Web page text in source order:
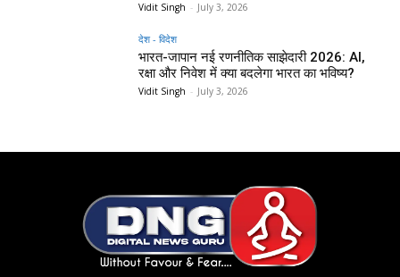
Vidit Singh - July 3, 2026
देश - विदेश
भारत-जापान नई रणनीतिक साझेदारी 2026: AI,
रक्षा और निवेश में क्या बदलेगा भारत का भविष्य?
Vidit Singh - July 3, 2026